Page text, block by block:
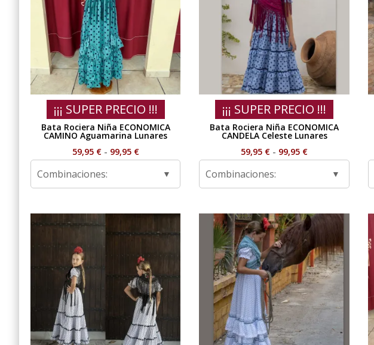
¡¡¡ SUPER PRECIO !!!
Bata Rociera Niña ECONOMICA
CAMINO Aguamarina Lunares
59,95 € - 99,95 €Rango
59,95 €
hasta
Combinaciones:
¡¡¡ SUPER PRECIO !!!
Bata Rociera Niña ECONOMICA
CANDELA Celeste Lunares
59,95 € - 99,95 €Rango
59,95 €
hasta
99,95 €
Combinaciones: